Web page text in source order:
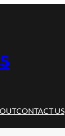
CONTACT US